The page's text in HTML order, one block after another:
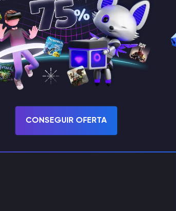
tener en cuenta que reiniciar no
se apaga y vuelve a arrancar.Se
pero no menos de una vez al día.
CONSEGUIR OFERTA